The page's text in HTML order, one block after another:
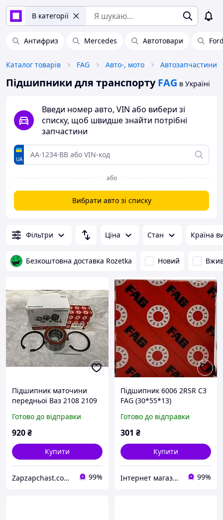
В категорії
Антифриз Mercedes Автотовари
Каталог товарів FAG Авто-, мото Автозапчастини
Підшипники для транспорту FAG в Україні
Введи номер авто, VIN або вибери зі
списку, щоб швидше знайти потрібні
запчастини
UA
або
Вибрати авто зі списку
Фільтри Ціна Стан Країна
Безкоштовна доставка Rozetka Новий
Підшипник маточини
передньої Ваз 2108 2109
2110 2111 2112 заз 1102
1103 славу Laнос Lanos
Готово до відправки
920₴
Купити
Zapzapchast.com.ua Интернет Магазин Автозапчастей 99%
Підшипник 6006 2RSR C3
FAG (30*55*13)
Готово до відправки
301 ₴
Купити
Інтернет магазин підшипників - Спецзапчастина 99%